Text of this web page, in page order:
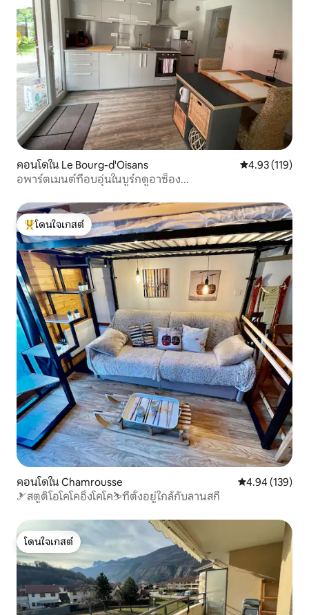
คอนโดใน Le Bourg-d'Oisans คะแนนเฉลี่ย
4.93 (119)
อพาร์ตเมนต์ที่อบอุ่นในบูร์กดูอาซ็อง...
โดนใจเกสต์ที่สุด
โดนใจเกสต์
คอนโดใน Chamrousse คะแนนเฉลี่ย
4.94 (139)
🎿สตูดิโอโคโคอิ้งโคโค⛷ที่ตั้งอยู่ใกล้กับลานสกี
โดนใจเกสต์
โดนใจเกสต์